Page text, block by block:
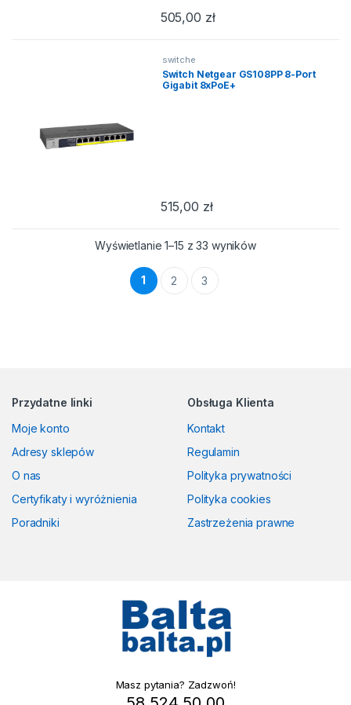
505,00 zł
switche
Switch Netgear GS108PP 8-Port
Gigabit 8xPoE+
515,00 zł
Wyświetlanie 1–15 z 33 wynikówPosortowane
1 2 3
Przydatne linki
Moje konto
Adresy sklepów
O nas
Certyfikaty i wyróżnienia
Poradniki
Obsługa Klienta
Kontakt
Regulamin
Polityka prywatności
Polityka cookies
Zastrzeżenia prawne
Masz pytania? Zadzwoń!